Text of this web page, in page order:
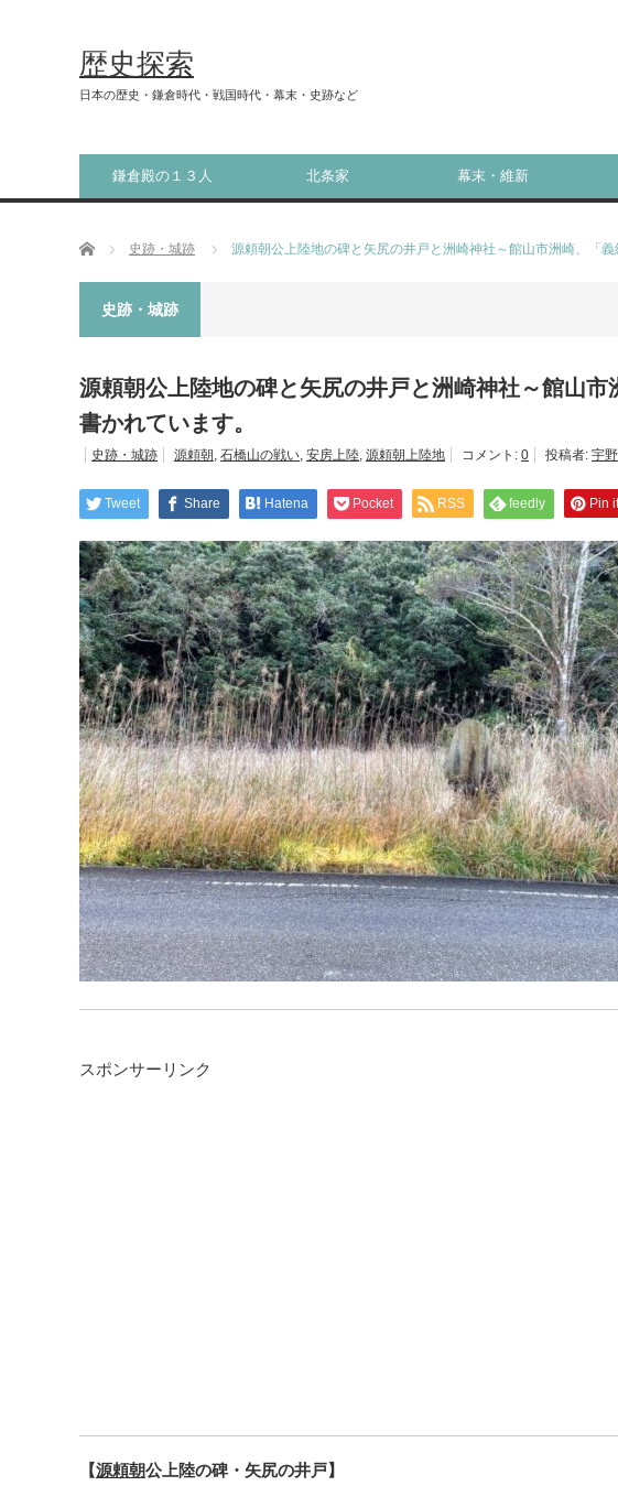
歴史探索
日本の歴史・鎌倉時代・戦国時代・幕末・史跡など
鎌倉殿の１３人 北条家 幕末・維新
ホーム 史跡・城跡 源頼朝公上陸地の碑と矢尻の井戸と洲崎神社～館山市洲崎、「義
史跡・城跡
源頼朝公上陸地の碑と矢尻の井戸と洲崎神社～館山市
書かれています。
史跡・城跡 源頼朝 , 石橋山の戦い, 安房上陸, 源頼朝上陸地 コメント: 0 投稿者: 宇
Tweet Share Hatena Pocket RSS feedly Pin it
スポンサーリンク
【源頼朝公上陸の碑・矢尻の井戸】